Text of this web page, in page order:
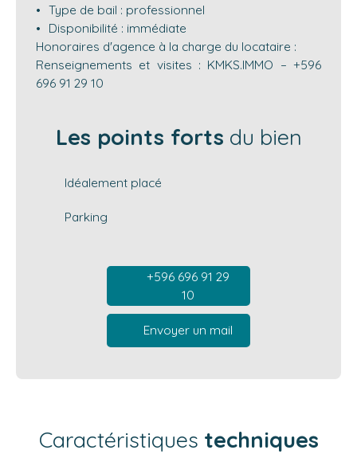
Type de bail : professionnel
Disponibilité : immédiate
Honoraires d'agence à la charge du locataire :
Renseignements et visites : KMKS.IMMO – +596
696 91 29 10
Les points forts du bien
Idéalement placé
Parking
+596 696 91 29
10
Envoyer un mail
Caractéristiques techniques